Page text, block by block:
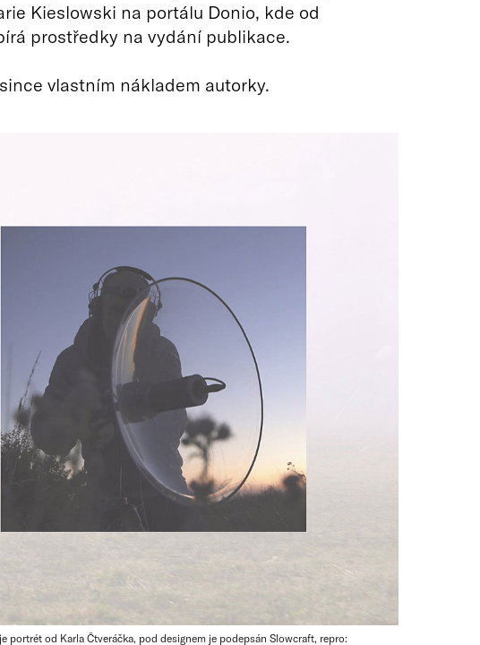
Kieslowski na portálu Donio, kde od
prostředky na vydání publikace.
vlastním nákladem autorky.
portrét od Karla Čtveráčka, pod designem je podepsán Slowcraft, repro: